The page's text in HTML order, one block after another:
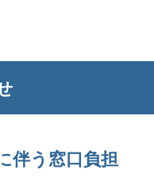
伴う窓口負担